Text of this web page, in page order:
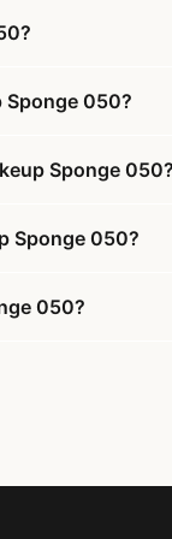
Sponge 050?
Sponge
Sponge 050?
050?